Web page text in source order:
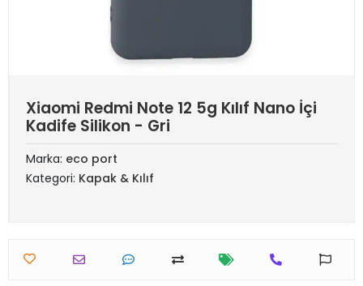
Xiaomi Redmi Note 12 5g Kılıf Nano İçi
Kadife Silikon - Gri
Marka: eco port
Kategori: Kapak & Kılıf